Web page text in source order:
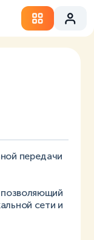
передачи
позволяющий
сети и